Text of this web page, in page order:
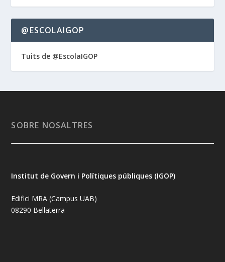
@ESCOLAIGOP
Tuits de @EscolaIGOP
SOBRE NOSALTRES
Institut de Govern i Polítiques públiques (IGOP)
Edifici MRA (Campus UAB)
08290 Bellaterra